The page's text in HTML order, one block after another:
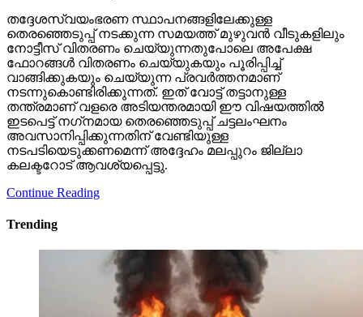
തദ്ദേശസ്വയംഭരണ സ്ഥാപനങ്ങളിലേക്കുള്ള
തെരഞ്ഞെടുപ്പ് നടക്കുന്ന സമയത്ത് മുഴുവന്‍ വീടുകളിലും
നോട്ടീസ് വിതരണം ചെയ്യുന്നതുപോലെ അപേക്ഷ
ഫോറങ്ങള്‍ വിതരണം ചെയ്യുകയും പൂരിപ്പിച്ച്
വാങ്ങിക്കുകയും ചെയ്യുന്ന പ്രവര്‍ത്തനമാണ്
നടന്നുകൊണ്ടിരിക്കുന്നത്. ഇത് വോട്ട് തട്ടാനുള്ള
തന്ത്രമാണ് വളരെ അടിയന്തരമായി ഈ വിഷയത്തില്‍
ഇടപെട്ട് നഗ്‌നമായ തെരഞ്ഞെടുപ്പ് ചട്ടലംഘനം
അവസാനിപ്പിക്കുന്നതിന് വേണ്ടിയുള്ള
നടപടിയെടുക്കണമെന്ന് അദ്ദേഹം മലപ്പുറം ജില്ലാ
കലക്ടറോട് ആവശ്യപ്പെട്ടു.
Continue Reading
Trending